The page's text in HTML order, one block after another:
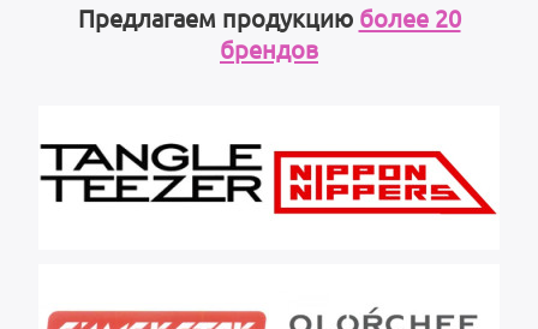
Предлагаем продукцию более 20
брендов